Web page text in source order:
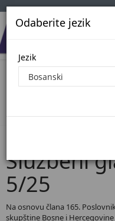
Odaberite jezik
Jezik
Pregled
Službeni
5/25
Na osnovu člana 165.
skupštine Bosne i